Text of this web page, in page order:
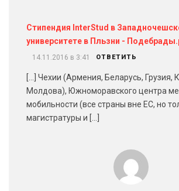
Стипендия InterStud в
университете в Пльзни -
14.11.2016 в 3:41 ОТВЕТИТЬ
[…] Чехии (Армения, Беларусь, Грузия,
Молдова), Южноморавского центра
мобильности (все страны вне ЕС, но
магистратуры и […]